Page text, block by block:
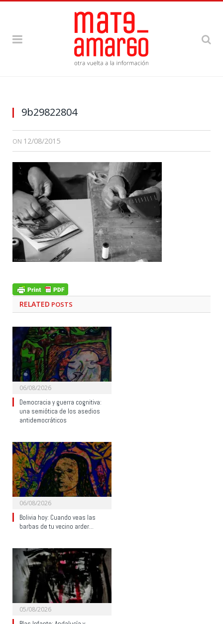
9b29822804
ON 12/08/2015
RELATED POSTS
06/08/2026
Democracia y guerra cognitiva:
una semiótica de los asedios
antidemocráticos
06/08/2026
Bolivia hoy: Cuando veas las
barbas de tu vecino arder…
05/08/2026